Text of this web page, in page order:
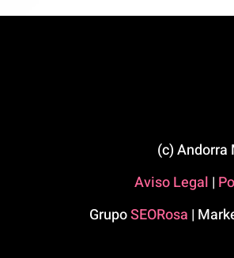
(c) Andorra
Aviso Legal |
GrupoSEORosa |